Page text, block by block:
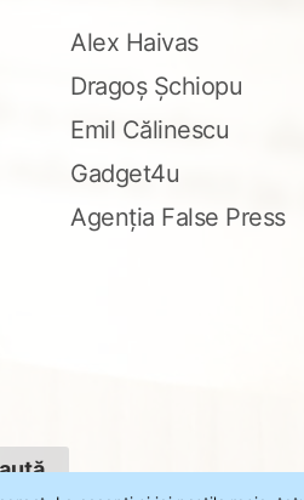
Alex Haivas
Dragoș Șchiopu
Emil Călinescu
Gadget4u
Agenția False Press